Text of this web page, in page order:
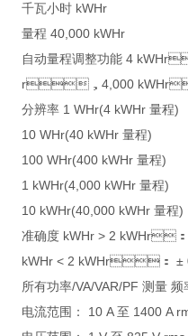
千瓦小时 kWHr
量程 40,000 kWHr
自动量程调整功能 4
r，4,000
分辨率 1 WHr(4 kWHr 量程)
10 WHr(40 kWHr 量程)
100 WHr(400 kWHr 量程)
1 kWHr(4,000 kWHr 量程)
10 kWHr(40,000 kWHr 量程)
准确度 kWHr > 2 kWHr
kWHr < 2 kWHr： ±
所有功率/VA/VAR/PF 测量 频率
电流范围： 10 A 至 1400 A